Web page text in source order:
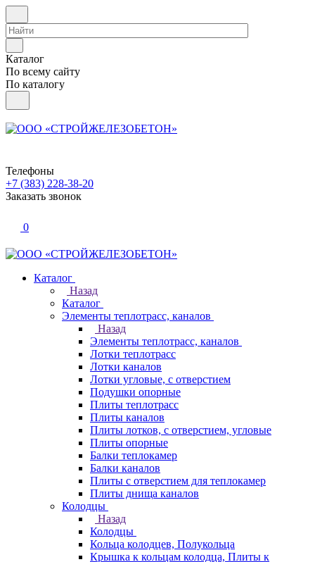
Каталог
По всему сайту
По каталогу
Телефоны
+7 (383) 228-38-20
Заказать звонок
0
Каталог
Назад
Каталог
Элементы теплотрасс, каналов
Назад
Элементы теплотрасс, каналов
Лотки теплотрасс
Лотки каналов
Лотки угловые, с отверстием
Подушки опорные
Плиты теплотрасс
Плиты каналов
Плиты лотков, с отверстием, угловые
Плиты опорные
Балки теплокамер
Балки каналов
Плиты с отверстием для теплокамер
Плиты днища каналов
Колодцы
Назад
Колодцы
Кольца колодцев, Полукольца
Крышка к кольцам колодца, Плиты к